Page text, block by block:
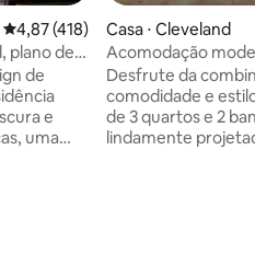
4,87 de uma avaliação média de 5,
4,87 (418)
plano de
de
e
uma
Casa ⋅ Cleveland
Acomodação
Academia +
Desfrute da
comodidade e
de 3 quartos e 2
lindamente